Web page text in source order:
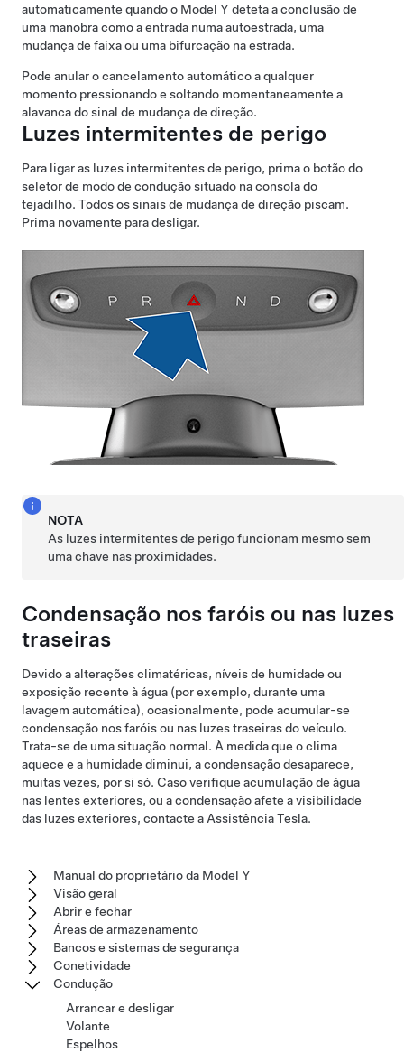
automaticamente quando o Model Y deteta a conclusão de
uma manobra como a entrada numa autoestrada, uma
mudança de faixa ou uma bifurcação na estrada.
Pode anular o cancelamento automático a qualquer
momento pressionando e soltando momentaneamente a
alavanca do sinal de mudança de direção.
Luzes intermitentes de perigo
Para ligar as luzes intermitentes de perigo, prima o botão do
seletor de modo de condução situado na consola do
tejadilho. Todos os sinais de mudança de direção piscam.
Prima novamente para desligar.
NOTA
As luzes intermitentes de perigo funcionam mesmo sem
uma chave nas proximidades.
Condensação nos faróis ou nas luzes
traseiras
Devido a alterações climatéricas, níveis de humidade ou
exposição recente à água (por exemplo, durante uma
lavagem automática), ocasionalmente, pode acumular-se
condensação nos faróis ou nas luzes traseiras do veículo.
Trata-se de uma situação normal. À medida que o clima
aquece e a humidade diminui, a condensação desaparece,
muitas vezes, por si só. Caso verifique acumulação de água
nas lentes exteriores, ou a condensação afete a visibilidade
das luzes exteriores, contacte a Assistência Tesla.
Manual do proprietário da Model Y
Visão geral
Abrir e fechar
Áreas de armazenamento
Bancos e sistemas de segurança
Conetividade
Condução
Arrancar e desligar
Volante
Espelhos